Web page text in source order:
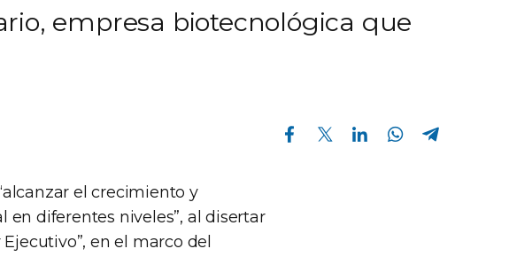
empresa biotecnológica que
Compartir en Facebook Compartir en Twitter Compartir en Linkedin Compartir en Whatsapp
el crecimiento y
diferentes niveles”, al disertar
en el marco del